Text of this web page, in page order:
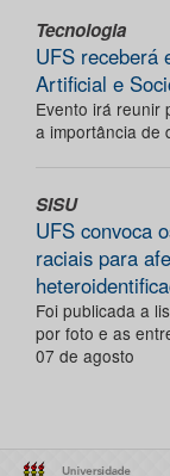
Tecnologia
UFS receberá
Artificial e
Evento irá reunir
a importância de
SISU
UFS convoca
raciais para
Foi publicada a
por foto e as
07 de agosto